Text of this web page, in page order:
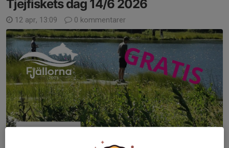
Tjejfiskets dag 14/6 2026
12 apr, 13:09 0 kommentarer